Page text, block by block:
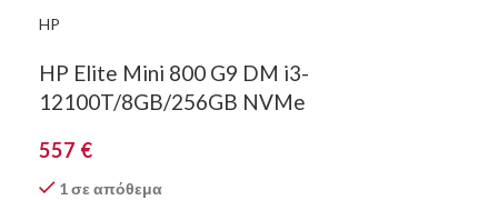
HP
HP Elite Mini 800 G9 DM i3-
12100T/8GB/256GB NVMe
557 €
1 σε απόθεμα